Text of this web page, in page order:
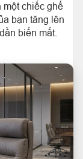
một chiếc ghế
bạn tăng lên
biến mất.